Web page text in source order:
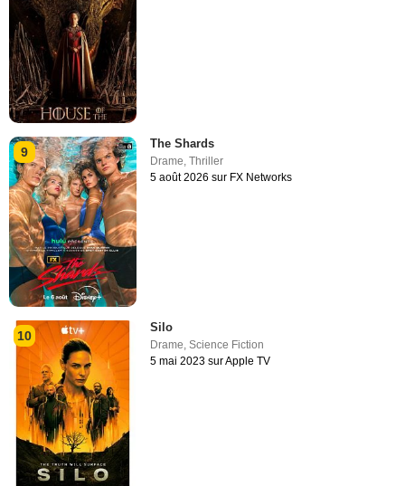
9
The Shards
Drame ,Thriller
5 août 2026 sur FX Networks
10
Silo
Drame,Science Fiction
5 mai 2023 sur Apple TV